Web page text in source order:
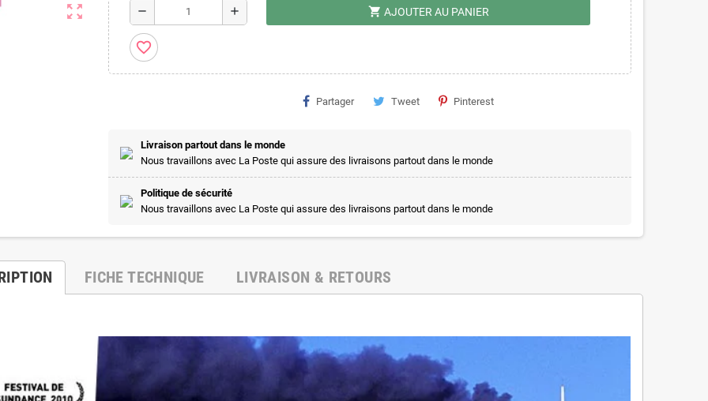
zoom_out_map remove add shopping_cart AJOUTER AU PANIER
favorite_border
Partager Tweet Pinterest
Livraison partout dans le monde
Nous travaillons avec La Poste qui assure des livraisons partout dans le monde
Politique de sécurité
Nous travaillons avec La Poste qui assure des livraisons partout dans le monde
FICHE TECHNIQUE LIVRAISON & RETOURS